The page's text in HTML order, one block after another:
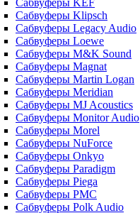
Сабвуферы KEF
Сабвуферы Klipsch
Сабвуферы Legacy Audio
Сабвуферы Loewe
Сабвуферы M&K Sound
Сабвуферы Magnat
Сабвуферы Martin Logan
Сабвуферы Meridian
Сабвуферы MJ Acoustics
Сабвуферы Monitor Audio
Сабвуферы Morel
Сабвуферы NuForce
Сабвуферы Onkyo
Сабвуферы Paradigm
Сабвуферы Piega
Сабвуферы PMC
Сабвуферы Polk Audio